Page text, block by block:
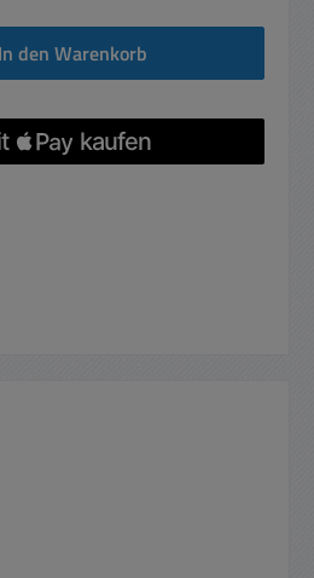
benutze die Schaltflächen um die
In den Warenkorb